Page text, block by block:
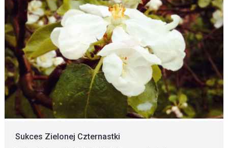
Sukces Zielonej Czternastki